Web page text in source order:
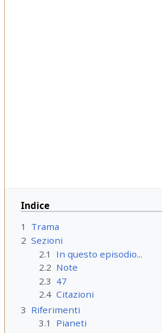
Indice
1
Trama
2 Sezioni
2.1
In questo episodio...
2.2 Note
2.3 47
2.4 Citazioni
3 Riferimenti
3.1
Pianeti